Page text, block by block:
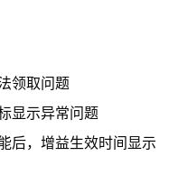
领取问题
显示异常问题
后，增益生效时间显示